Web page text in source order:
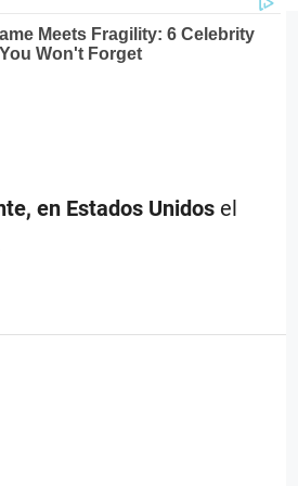
en Estados Unidos el